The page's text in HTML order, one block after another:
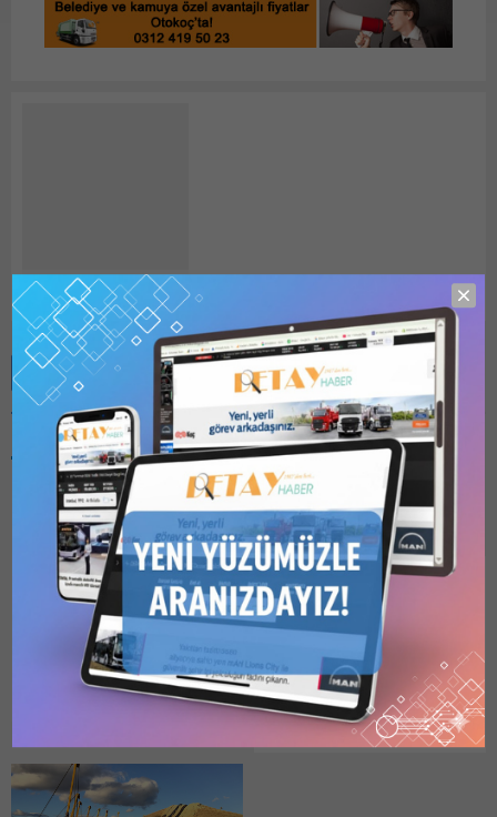
Detay HABER
Benzer Konular
Bu kategori yalnızca
üyeler tarafından
görüntülenebilir. Bu
kategoriyi
görüntülemek için1
Kullanıcılı // 6 Aylık
Abonelik
1 Kullanıcılı
// Yıllık Abonelik ,3
Kullanıcılı // Yıllık
Abonelik
veya
Kullanıcılı // Yıllık
Aboneliksatın alarak
kaydolun.
OGM, DB KREDİLİ 18
ADET GREYDER İÇİN
HİDROMEK İLE
SÖZLEŞME İMZALADI
Orman Genel Müdürlüğü
(OGM) İnşaat ve İkmal
Dairesi Başkanlığı’nca 25
Eylül 2025 tarihinde ihalesi
22.11.2025 0